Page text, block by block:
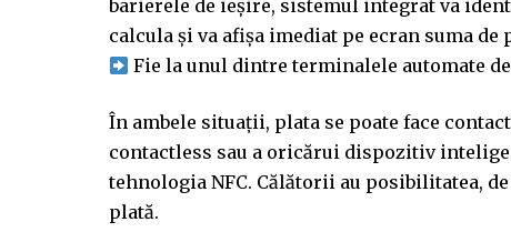
barierele de ieșire, sistemul integrat va
calcula și va afișa imediat pe ecran suma de
Fie la unul dintre terminalele automate
În ambele situații, plata se poate face
contactless sau a oricărui dispozitiv
tehnologia NFC. Călătorii au posibilitatea,
plată.